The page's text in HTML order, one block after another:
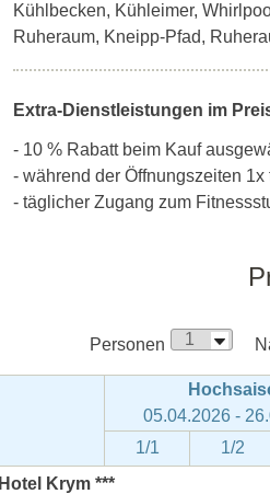
Kühlbecken, Kühleimer,
Ruheraum, Kneipp-Pfad,
Extra-Dienstleistungen im
- 10 % Rabatt beim Kauf
- während der Öffnungszeiten
- täglicher Zugang zum
Personen
05.04.2026 -
1/1
1/2
Hotel Krym ***